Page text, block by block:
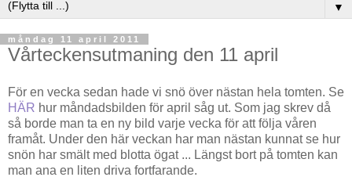
▼
måndag 11 april 2011
Vårteckensutmaning den 11 april
För en vecka sedan hade vi snö över nästan hela tomten. Se
HÄR hur måndadsbilden för april såg ut. Som jag skrev då
så borde man ta en ny bild varje vecka för att följa våren
framåt. Under den här veckan har man nästan kunnat se hur
snön har smält med blotta ögat ... Längst bort på tomten kan
man ana en liten driva fortfarande.